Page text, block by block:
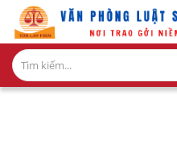
GIỚI
THIỆU